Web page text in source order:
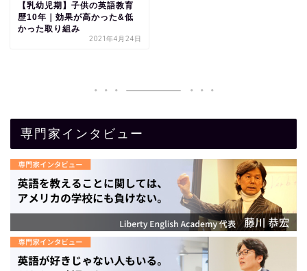
【乳幼児期】子供の英語教育
歴10年｜効果が高かった&低
かった取り組み
2021年4月24日
専門家インタビュー